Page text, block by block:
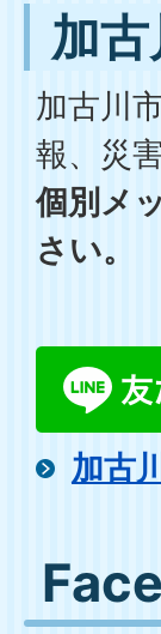
加
加古川
報、災
個別メ
さい。
加古